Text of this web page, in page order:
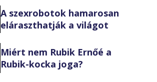
A szexrobotok hamarosan
eláraszthatják a világot
Miért nem Rubik Ernőé a
Rubik-kocka joga?